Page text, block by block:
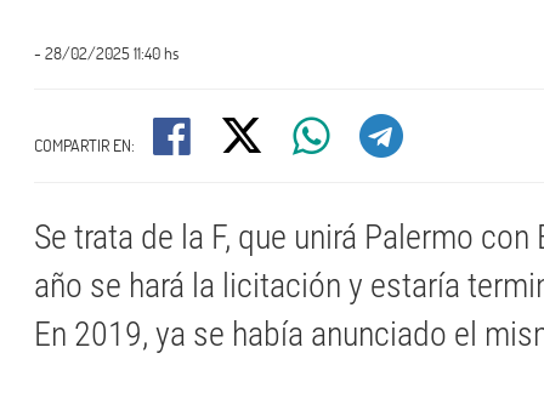
- 28/02/2025 11:40 hs
COMPARTIR EN:
Se trata de la F, que unirá Palermo con
año se hará la licitación y estaría
En 2019, ya se había anunciado el